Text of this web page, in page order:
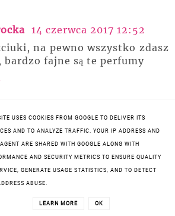
14 czerwca 2017 12:52
na pewno wszystko zdasz
bardzo fajne są te perfumy
Pełna
15 czerwca 2017
Kochana, wolę nie zapeszać
USES COOKIES FROM GOOGLE TO DELIVER ITS
AND TO ANALYZE TRAFFIC. YOUR IP ADDRESS AND
ARE SHARED WITH GOOGLE ALONG WITH
AND SECURITY METRICS TO ENSURE QUALITY
GENERATE USAGE STATISTICS, AND TO DETECT
ABUSE.
LEARN MORE OK